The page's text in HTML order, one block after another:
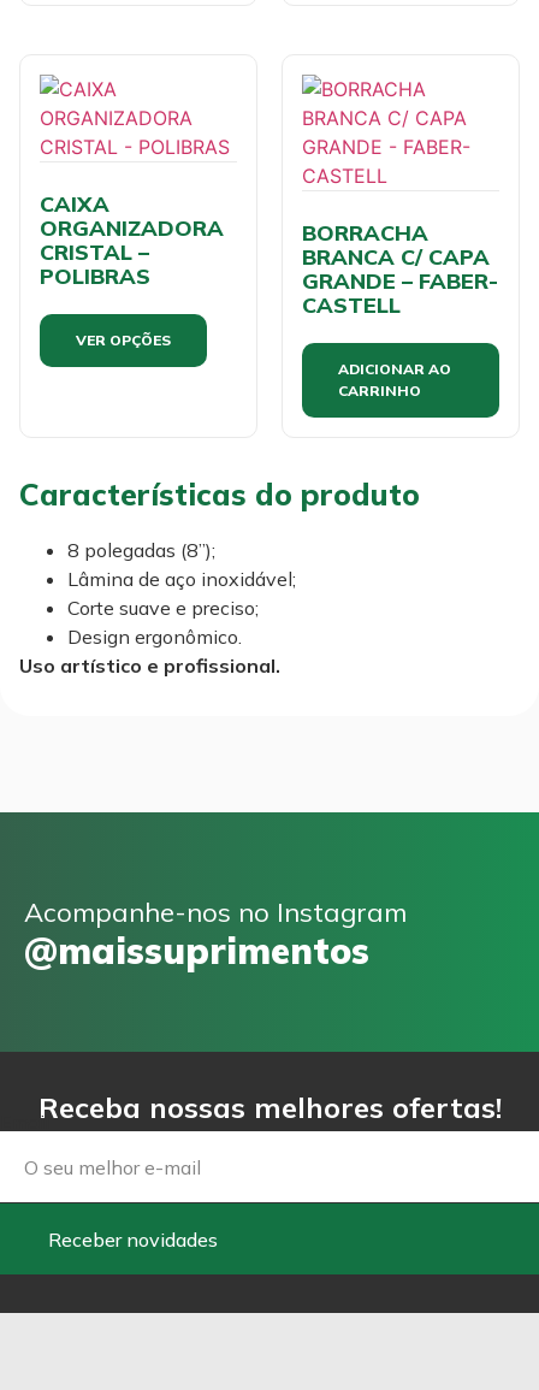
CAIXA
ORGANIZADORA
CRISTAL –
POLIBRAS
VER OPÇÕES
BORRACHA
BRANCA C/ CAPA
GRANDE – FABER-
CASTELL
ADICIONAR AO
CARRINHO
Características do produto
8 polegadas (8”);
Lâmina de aço inoxidável;
Corte suave e preciso;
Design ergonômico.
Uso artístico e profissional.
Acompanhe-nos no Instagram
@maissuprimentos
Receba nossas melhores ofertas!
Email
Receber novidades